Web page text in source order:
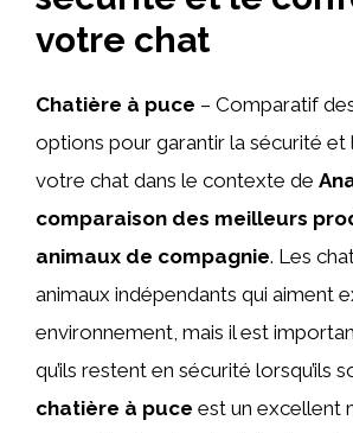
votre chat
Chatière à puce – Comparatif
options pour garantir la sécurité
votre chat dans le contexte de
comparaison des meilleurs
animaux de compagnie. Les
animaux indépendants qui aiment
environnement, mais il est
qu’ils restent en sécurité lorsqu’ils
chatière à puce est un excellent